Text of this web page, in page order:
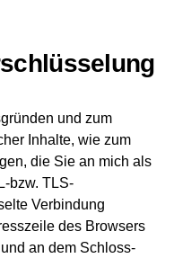
und zum
Inhalte, wie zum
die Sie an mich als
bzw. TLS-
Verbindung
des Browsers
und an dem Schloss-